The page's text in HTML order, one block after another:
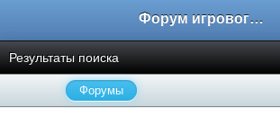
Форум игрового проекта Riverrise
Результаты поиска
Форумы